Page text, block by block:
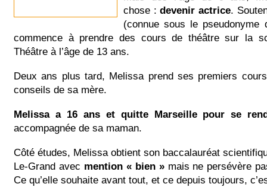
chose :devenir actrice.
(connue sous le
commence à prendre des cours de théâtre sur la
Théâtre à l’âge de 13 ans.
Deux ans plus tard, Melissa prend ses premiers
conseils de sa mère.
Melissa a 16 ans et quitte Marseille pour se
accompagnée de sa maman.
Côté études, Melissa obtient son baccalauréat
Le-Grand avec mention « bien »mais ne persévère
Ce qu’elle souhaite avant tout, et ce depuis toujours,